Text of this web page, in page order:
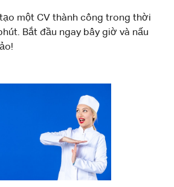
một CV thành công trong thời
Bắt đầu ngay bây giờ và nấu